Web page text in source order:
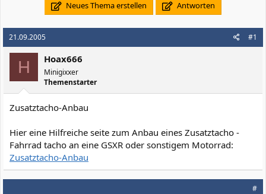
Neues Thema erstellen Antworten
21.09.2005 #1
H Hoax666
Minigixxer
Themenstarter
Zusatztacho-Anbau
Hier eine Hilfreiche seite zum Anbau eines Zusatztacho -
Fahrrad tacho an eine GSXR oder sonstigem Motorrad:
Zusatztacho-Anbau
#